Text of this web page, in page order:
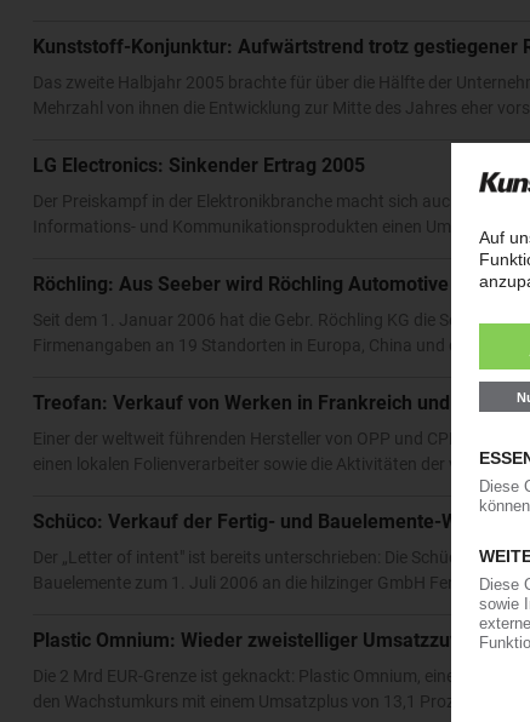
Kunststoff-Konjunktur: Aufwärtstrend trotz gestiegener
Das zweite Halbjahr 2005 brachte für über die Hälfte der
Mehrzahl von ihnen die Entwicklung zur Mitte des Jahres eher
LG Electronics: Sinkender Ertrag 2005
Der Preiskampf in der Elektronikbranche macht sich auch bei LG
Informations- und Kommunikationsprodukten einen Umsatz von
Röchling: Aus Seeber wird Röchling Automotive
Seit dem 1. Januar 2006 hat die Gebr. Röchling KG die Seeber-
Firmenangaben an 19 Standorten in Europa, China und den USA
Treofan: Verkauf von Werken in Frankreich und
Einer der weltweit führenden Hersteller von OPP und CPP-Folien,
einen lokalen Folienverarbeiter sowie die Aktivitäten der
Schüco: Verkauf der Fertig- und Bauelemente-Werke
Der „Letter of intent" ist bereits unterschrieben: Die Schüco
Bauelemente zum 1. Juli 2006 an die hilzinger GmbH Fenster +
Plastic Omnium: Wieder zweistelliger Umsatzzuwachs
Die 2 Mrd EUR-Grenze ist geknackt: Plastic Omnium, einer der
den Wachstumkurs mit einem Umsatzplus von 13,1 Prozent auf